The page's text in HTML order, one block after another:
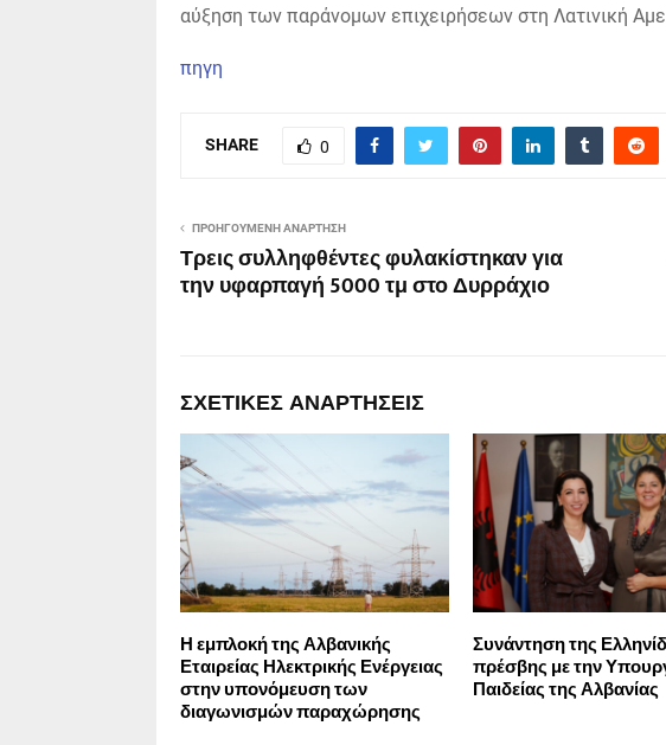
αύξηση των παράνομων επιχειρήσεων στη Λατινική
πηγη
SHARE 0
ΠΡΟΗΓΟΎΜΕΝΗ ΑΝΆΡΤΗΣΗ
Τρεις συλληφθέντες φυλακίστηκαν για
την υφαρπαγή 5000 τμ στο Δυρράχιο
ΣΧΕΤΙΚΈΣ ΑΝΑΡΤΉΣΕΙΣ
Η εμπλοκή της Αλβανικής
Εταιρείας Ηλεκτρικής Ενέργειας
στην υπονόμευση των
διαγωνισμών παραχώρησης
Συνάντηση της
πρέσβης με την
Παιδείας της Αλβανίας